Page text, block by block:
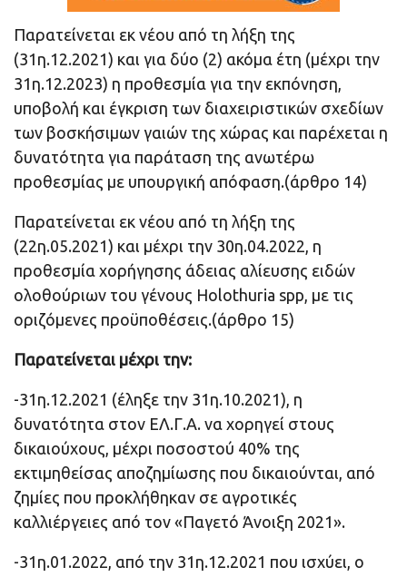
Παρατείνεται εκ νέου από τη λήξη της
(31η.12.2021) και για δύο (2) ακόμα έτη (μέχρι την
31η.12.2023) η προθεσμία για την εκπόνηση,
υποβολή και έγκριση των διαχειριστικών σχεδίων
των βοσκήσιμων γαιών της χώρας και παρέχεται η
δυνατότητα για παράταση της ανωτέρω
προθεσμίας με υπουργική απόφαση.(άρθρο 14)
Παρατείνεται εκ νέου από τη λήξη της
(22η.05.2021) και μέχρι την 30η.04.2022, η
προθεσμία χορήγησης άδειας αλίευσης ειδών
ολοθούριων του γένους Holothuria spp, με τις
οριζόμενες προϋποθέσεις.(άρθρο 15)
Παρατείνεται μέχρι την:
-31η.12.2021 (έληξε την 31η.10.2021), η
δυνατότητα στον ΕΛ.Γ.Α. να χορηγεί στους
δικαιούχους, μέχρι ποσοστού 40% της
εκτιμηθείσας αποζημίωσης που δικαιούνται, από
ζημίες που προκλήθηκαν σε αγροτικές
καλλιέργειες από τον «Παγετό Άνοιξη 2021».
-31η.01.2022, από την 31η.12.2021 που ισχύει, ο